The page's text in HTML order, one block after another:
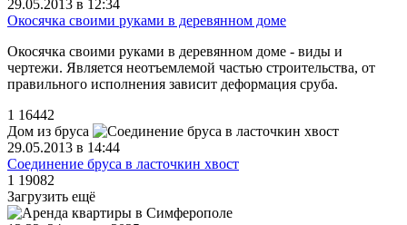
29.05.2013 в 12:34
Окосячка своими руками в деревянном доме
Окосячка своими руками в деревянном доме - виды и
чертежи. Является неотъемлемой частью строительства, от
правильного исполнения зависит деформация сруба.
1 16442
Дом из бруса
29.05.2013 в 14:44
Соединение бруса в ласточкин хвост
1 19082
Загрузить ещё